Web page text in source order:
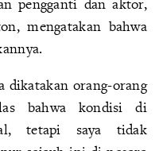
pengganti dan aktor,
mengatakan bahwa
orang-orang
bahwa kondisi di
tetapi saya tidak